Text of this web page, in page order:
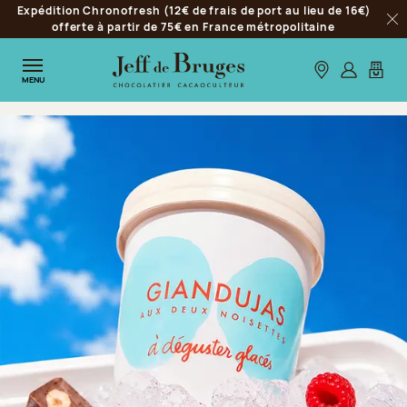
Aller à la navigation
Aller au contenu principal
Aller au pied de page
Expédition Chronofresh (12€ de frais de port au lieu de 16€)
offerte à partir de 75€ en France métropolitaine
MENU Nos boutiques
S’identifier
Mon
Chocolatier Jeff de Bruges